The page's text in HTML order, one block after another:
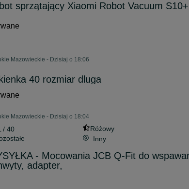
sprzątający Xiaomi Robot Vacuum S10+
Mazowieckie - Dzisiaj o 18:06
40 rozmiar dluga
Mazowieckie - Dzisiaj o 18:04
/ 40
Różowy
Inny
- Mocowania JCB Q-Fit do
adapter,